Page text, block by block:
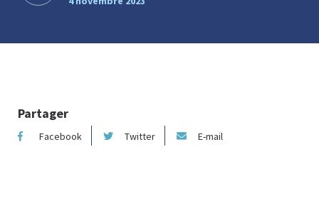
Partager
Facebook Twitter E-mail